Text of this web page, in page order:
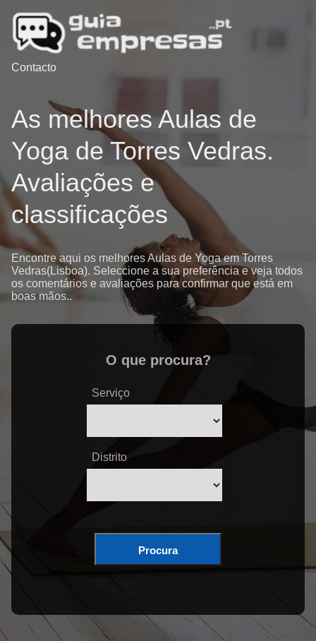
Contacto
As melhores Aulas de
Yoga de Torres Vedras.
Avaliações e
classificações
Encontre aqui os melhores Aulas de Yoga em Torres
Vedras(Lisboa). Seleccione a sua preferência e veja todos
os comentários e avaliações para confirmar que está em
boas mãos..
O que procura?
Serviço
Distrito
Procura